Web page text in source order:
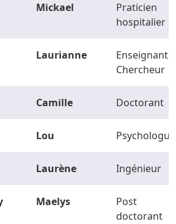
Mickael
Praticien
hospitalier
Laurianne
Enseignant-
Chercheur
Camille Doctorant
Lou Psychologue
Laurène Ingénieur
Maelys
Post
doctorant